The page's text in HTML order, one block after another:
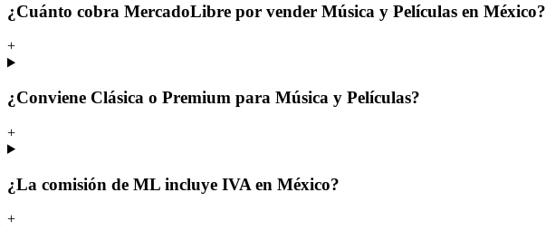
¿Cuánto cobra MercadoLibre por vender Música y Películas en México?
+
¿Conviene Clásica o Premium para Música y Películas?
+
¿La comisión de ML incluye IVA en México?
+